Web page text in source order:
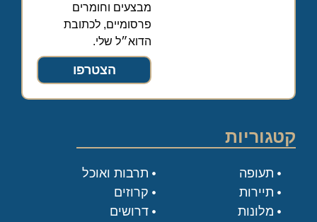
מבצעים וחומרים
פרסומיים, לכתובת
הדוא״ל שלי.
הצטרפו
קטגוריות
תעופה
תיירות
מלונות
תרבות ואוכל
קרוזים
דרושים